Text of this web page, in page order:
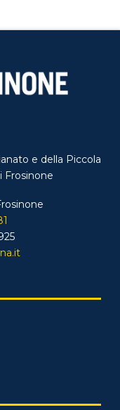
e della Piccola
Frosinone